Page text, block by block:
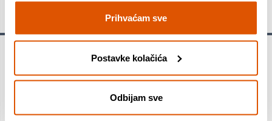
Prihvaćam sve
Postavke kolačića
Odbijam sve
Dug vijek trajanja u kamenu i betonu - Konusni brusni lonci
imaju dug vijek trajanja pri brušenju kamena ili betona. Njegov
visokokvalitetni granulat od silikonskog karbida dizajniran je za
izdržljivost kod primjene. Namijenjen je za brušenje kamena i